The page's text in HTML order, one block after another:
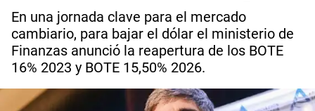
En una jornada clave para el mercado
cambiario, para bajar el dólar el ministerio de
Finanzas anunció la reapertura de los BOTE
16% 2023 y BOTE 15,50% 2026.